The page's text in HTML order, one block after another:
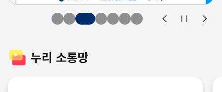
자동슬라이
이전으로 슬라이드
다음
누리 소통망